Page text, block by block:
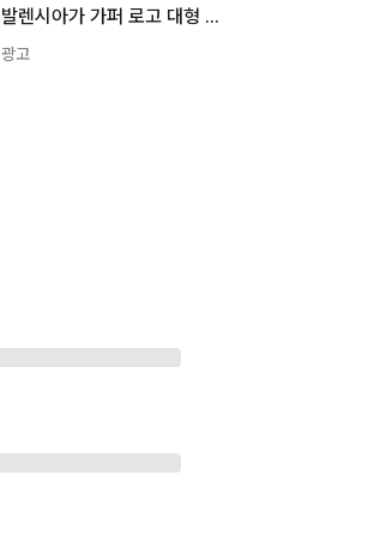
발렌시아가 가퍼 로고 대형 후드티 TNVG2 4019 BLUE 남성 SS24
광고